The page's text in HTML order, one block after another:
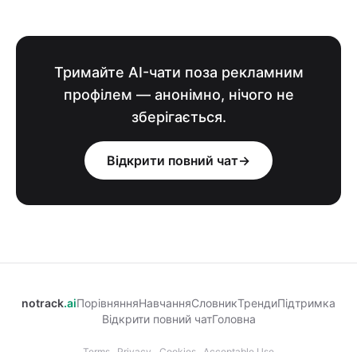
Тримайте AI-чати поза рекламним
профілем — анонімно, нічого не
зберігається.
Відкрити повний чат→
notrack.aiПорівнянняНавчанняСловникТрендиПідтримка
Відкрити повний чатГоловна